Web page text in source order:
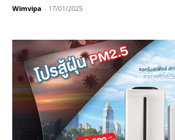
Wimvipa - 17/01/2025